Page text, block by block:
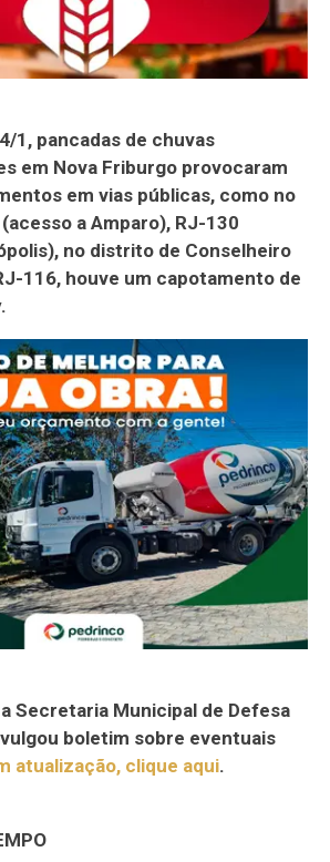
1, pancadas de chuvas
em Nova Friburgo provocaram
em vias públicas, como no
a Amparo), RJ-130
no distrito de Conselheiro
116, houve um capotamento de
Secretaria Municipal de Defesa
boletim sobre eventuais
atualização, clique aqui.